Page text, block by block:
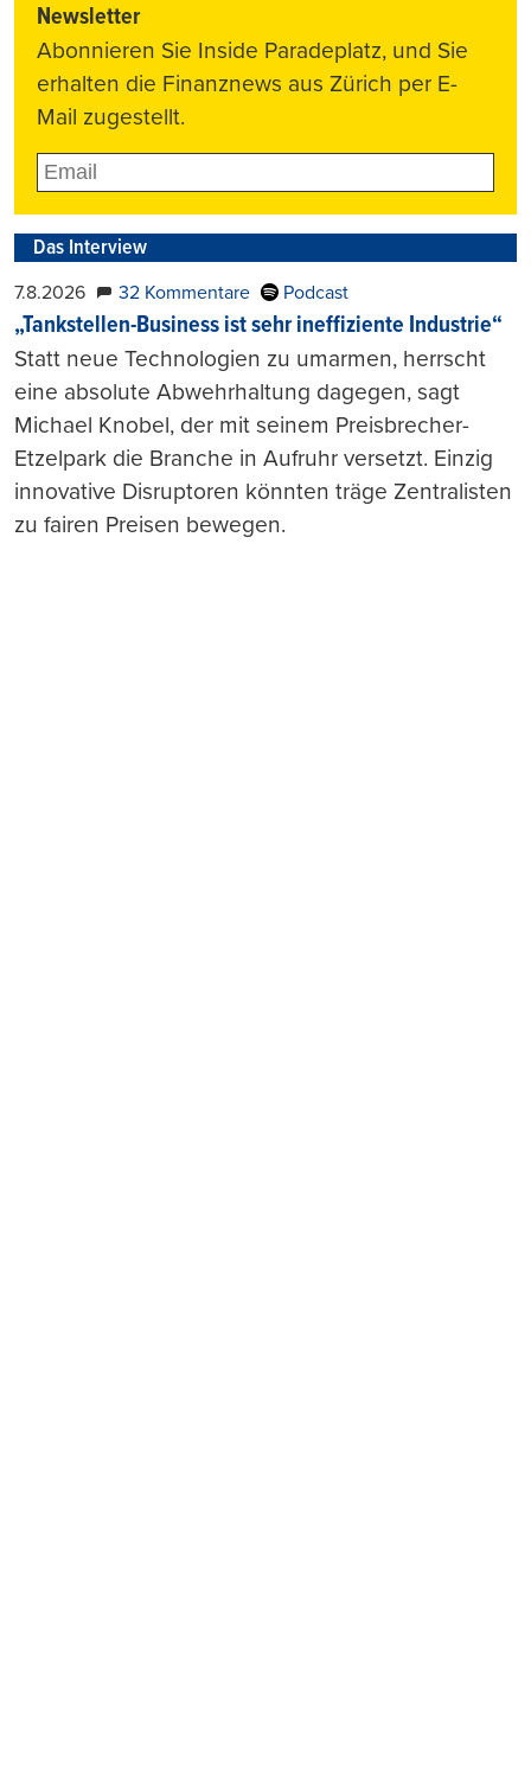
Newsletter
Abonnieren Sie Inside Paradeplatz, und Sie
erhalten die Finanznews aus Zürich per E-
Mail zugestellt.
Das Interview
7.8.2026 32 Kommentare Podcast
„Tankstellen-Business ist sehr ineffiziente Industrie“
Statt neue Technologien zu umarmen, herrscht
eine absolute Abwehrhaltung dagegen, sagt
Michael Knobel, der mit seinem Preisbrecher-
Etzelpark die Branche in Aufruhr versetzt. Einzig
innovative Disruptoren könnten träge Zentralisten
zu fairen Preisen bewegen.